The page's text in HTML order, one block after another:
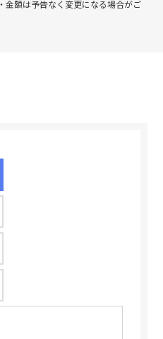
金額は予告なく変更になる場合がご